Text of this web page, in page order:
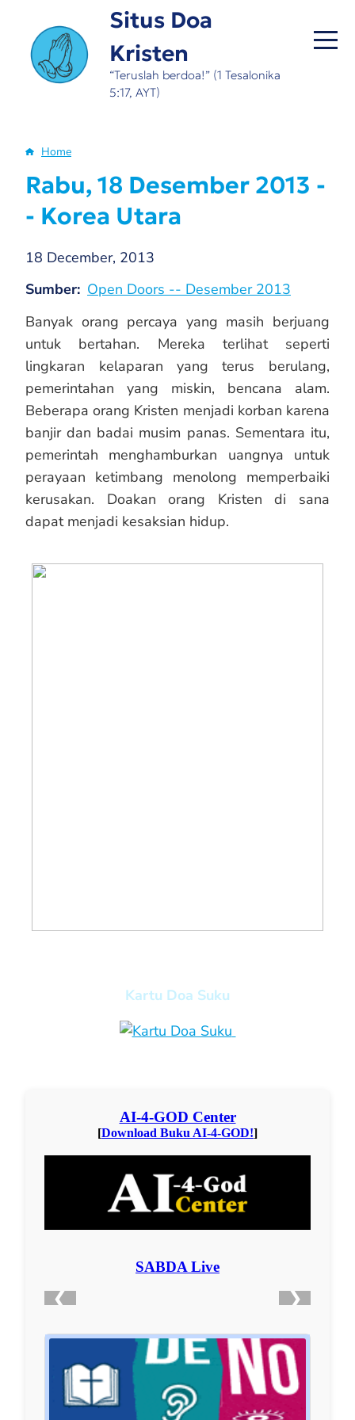
main
content
Situs Doa
Kristen
“Teruslah berdoa!” (1 Tesalonika
5:17, AYT)
Breadcrumb
Home
Rabu, 18 Desember 2013 -
- Korea Utara
18 December, 2013
Sumber Open Doors -- Desember 2013
Banyak orang percaya yang masih berjuang
untuk bertahan. Mereka terlihat seperti
lingkaran kelaparan yang terus berulang,
pemerintahan yang miskin, bencana alam.
Beberapa orang Kristen menjadi korban karena
banjir dan badai musim panas. Sementara itu,
pemerintah menghamburkan uangnya untuk
perayaan ketimbang menolong memperbaiki
kerusakan. Doakan orang Kristen di sana
dapat menjadi kesaksian hidup.
Kartu Doa Suku